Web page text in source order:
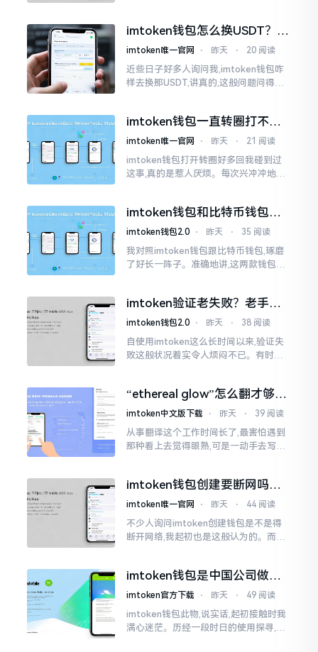
同一个物品
imtoken钱包怎么换USDT？这
几种方法你得知道
imtoken唯一官网 ⋅ 昨天 ⋅ 20 阅读
近些日子好多人询问我,imtoken钱包咋
样去换那USDT,讲真的,这般问题问得很
imtoken钱包一直转圈打不开
解决办法分享
imtoken唯一官网 ⋅ 昨天 ⋅ 21 阅读
imtoken钱包打开转圈好多回我碰到过
这事,真的是惹人厌烦。每次兴冲冲地开
大家说法不尽相同
imtoken钱包和比特币钱包，
谁更安全？老玩家来聊聊
imtoken钱包2.0 ⋅ 昨天 ⋅ 35 阅读
我对照imtoken钱包跟比特币钱包,琢磨
了好长一阵子。准确地讲,这两款钱包我
挺美观
imtoken验证老失败？老手教
你几招搞定
imtoken钱包2.0 ⋅ 昨天 ⋅ 38 阅读
自使用imtoken这么长时间以来,验证失
败这般状况着实令人烦闷不已。有时急
至极点。
“ethereal glow”怎么翻才够味
儿？翻译圈老油条的私房话
imtoken中文版下载 ⋅ 昨天 ⋅ 39 阅读
从事翻译这个工作时间长了,最害怕遇到
那种看上去觉得眼熟,可是一动手去写就
imtoken钱包创建要断网吗？
老玩家说说真实情况
imtoken唯一官网 ⋅ 昨天 ⋅ 44 阅读
不少人询问imtoken创建钱包是不是得
断开网络,我起初也是这般认为的。而后
人攻击
imtoken钱包是中国公司做的
吗？一文说清楚
imtoken官方下载 ⋅ 昨天 ⋅ 49 阅读
imtoken钱包此物,说实话,起初接触时我
满心迷茫。历经一段时日的使用探寻,我